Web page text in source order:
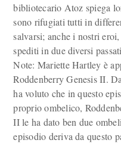
bibliotecario Atoz spiega
sono rifugiati tutti in
salvarsi; anche i nostri
spediti in due diversi
Note: Mariette Hartley è
Roddenberry Genesis II.
ha voluto che in questo
proprio ombelico,
II le ha dato ben due
episodio deriva da questo